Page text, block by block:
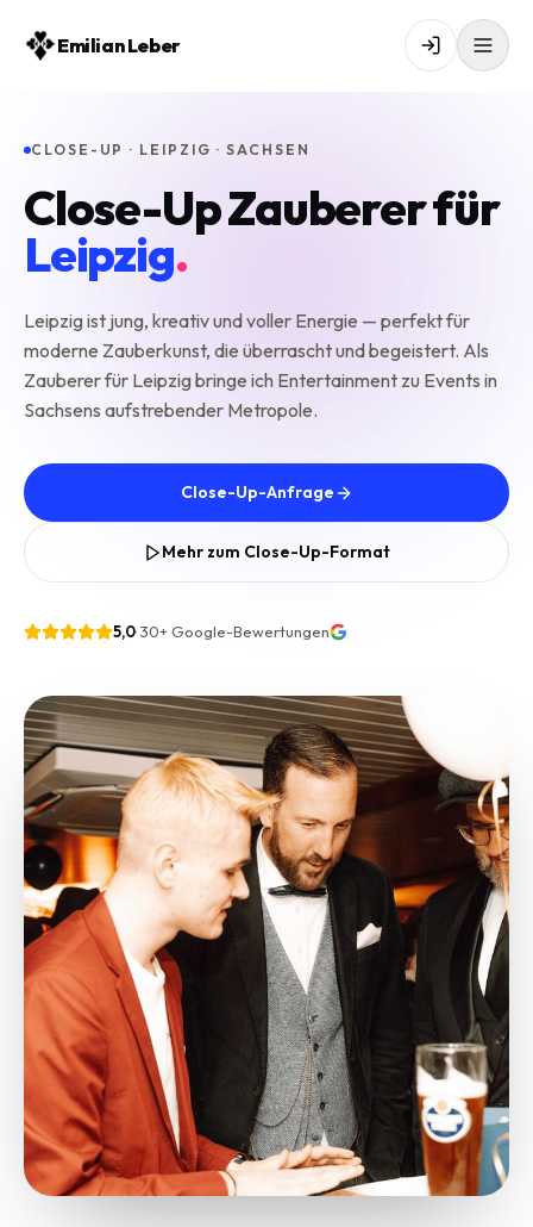
Emilian Leber
CLOSE-UP · LEIPZIG · SACHSEN
Close-Up Zauberer für
Leipzig.
Leipzig ist jung, kreativ und voller Energie — perfekt für
moderne Zauberkunst, die überrascht und begeistert. Als
Zauberer für Leipzig bringe ich Entertainment zu Events in
Sachsens aufstrebender Metropole.
Close-Up-Anfrage
Mehr zum Close-Up-Format
5,0·30+Google-Bewertungen